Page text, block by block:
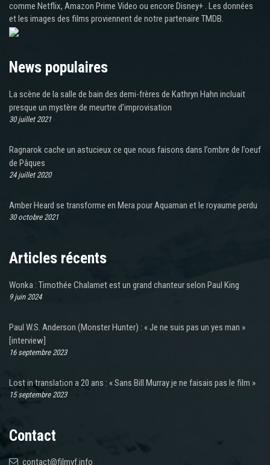
comme Netflix, Amazon Prime Video ou encore Disney+ . Les données
et les images des films proviennent de notre partenaire TMDB.
News populaires
La scène de la salle de bain des demi-frères de Kathryn Hahn incluait
presque un mystère de meurtre d’improvisation
30 juillet 2021
Ragnarok cache un astucieux ce que nous faisons dans l’ombre de l’oeuf
de Pâques
24 juillet 2020
Amber Heard se transforme en Mera pour Aquaman et le royaume perdu
30 octobre 2021
Articles récents
Wonka : Timothée Chalamet est un grand chanteur selon Paul King
9 juin 2024
Paul W.S. Anderson (Monster Hunter) : « Je ne suis pas un yes man »
[interview]
16 septembre 2023
Lost in translation a 20 ans : « Sans Bill Murray je ne faisais pas le film »
15 septembre 2023
Contact
contact@filmvf.info